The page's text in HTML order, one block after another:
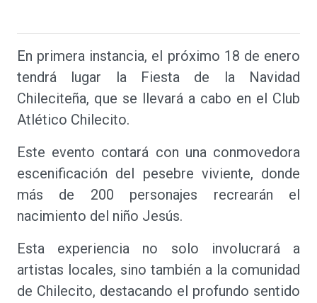
En primera instancia, el próximo 18 de enero
tendrá lugar la Fiesta de la Navidad
Chileciteña, que se llevará a cabo en el Club
Atlético Chilecito.
Este evento contará con una conmovedora
escenificación del pesebre viviente, donde
más de 200 personajes recrearán el
nacimiento del niño Jesús.
Esta experiencia no solo involucrará a
artistas locales, sino también a la comunidad
de Chilecito, destacando el profundo sentido